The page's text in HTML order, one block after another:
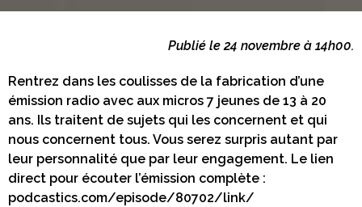
Publié le 24 novembre à 14h00.
Rentrez dans les coulisses de la fabrication d’une
émission radio avec aux micros 7 jeunes de 13 à 20
ans. Ils traitent de sujets qui les concernent et qui
nous concernent tous. Vous serez surpris autant par
leur personnalité que par leur engagement. Le lien
direct pour écouter l’émission complète :
podcastics.com/episode/80702/link/